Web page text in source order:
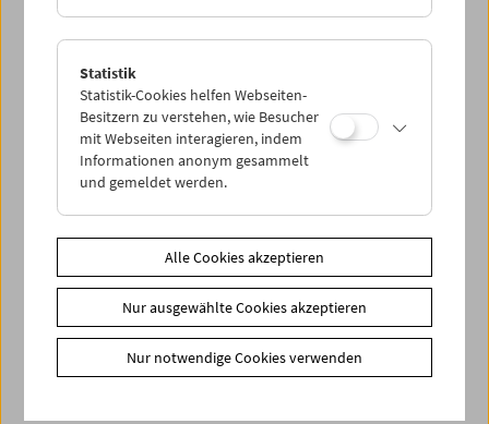
Share on
News
Newsletter
Fotos unserer Gäste
Gästebuch
Trailer
Jobs
Statistik
Statistik-Cookies helfen Webseiten-
Besitzern zu verstehen, wie Besucher
mit Webseiten interagieren, indem
Informationen anonym gesammelt
und gemeldet werden.
Alle Cookies akzeptieren
Nur ausgewählte Cookies akzeptieren
Nur notwendige Cookies verwenden